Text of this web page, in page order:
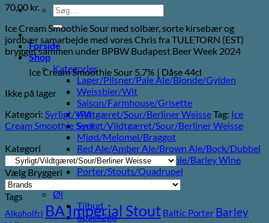
Søg
efter:
Forside
Shop
Kategorier
Lager/Pilsner/Pale Ale/Blonde/Gylden
Weissbier/Wit
Saison/Farmhouse/Grisette
IPA
Syrligt/Vildtgæret/Sour/Berliner Weisse
Mjød/Melomel/Braggot
Red Ale/Amber Ale/Brown Ale/Bock/Dubbel
Strong Ale/Dark Ale/Triple/Barley Wine
Porter/Stouts/Quadrupel
Røgøl
Øl
Tilbud
6pack2go
70,00 kr.
Ice Cream Smoothie Sour med solbær, sorte kirsebær og
jordbær samarbejde med vores Chris fra TULETORN (EST)
brygget sammen under BPBW Budapest Beer Week 2024
Ice Cream Smoothie Sour 5,7% | Dåse 44cl
Ikke på lager
Kategori: Syrligt/Vildtgæret/Sour/Berliner WeisseTag: Ice
Cream Smoothie Sour
Kategori
Vælg Bryggeri
Tags
Alkoholfri BA Imperial Stout Baltic Porter Barley